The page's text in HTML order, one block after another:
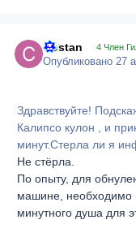
Costan 4 Член
Опубликовано27
Здравствуйте!
Калипсо кулон , и
минут.Стерла ли я
Не стёрла.
По опыту, для
машине, необходимо
минутного душа для